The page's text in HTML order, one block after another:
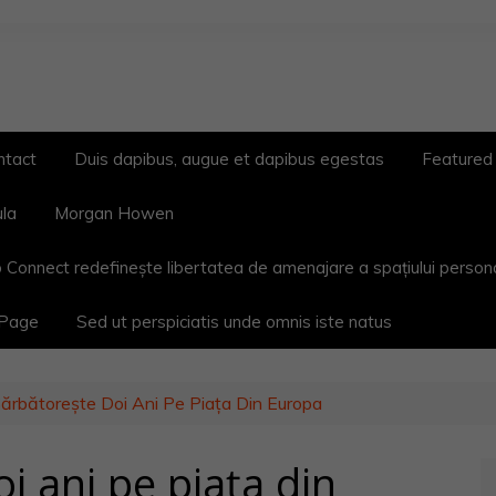
Duis dapibus, augue et dapibus egestas
Morgan Howen
Connect redefinește libertatea de amenajare a spațiului
Sed ut perspiciatis unde omnis iste natus
Doi Ani Pe Piaţa Din Europa
ani pe piaţa din